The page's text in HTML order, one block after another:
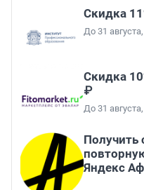
Скидка
До 31
Скидка
₽
До 31
Получить
Яндекс